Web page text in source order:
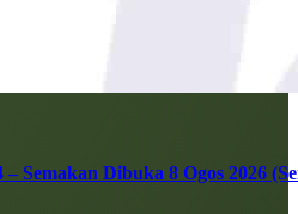
Semakan Dibuka 8 Ogos 2026